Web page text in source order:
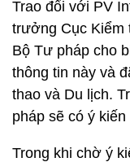
Trao đổi với PV
trưởng Cục Kiểm
Bộ Tư pháp cho
thông tin này và
thao và Du lịch.
pháp sẽ có ý
Trong khi chờ ý